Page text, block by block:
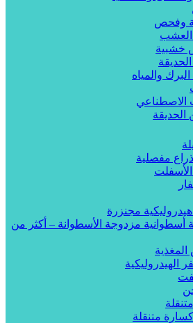
وفحص
خشبية
والمياه
الاصطناعي
الحديقة
مفصلية
مجنزرة
مزدوجة الأسطوانة – أكثر من
الهيدروليكية
متنقلة